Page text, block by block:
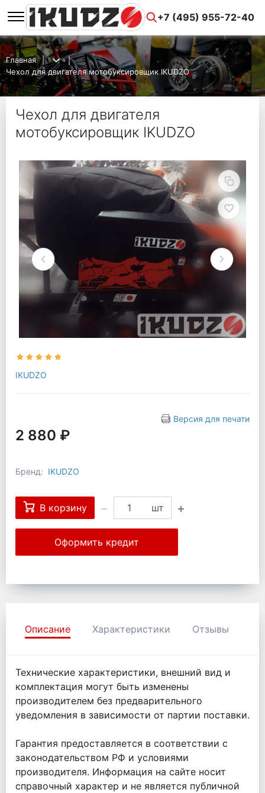
+7 (495) 955-72-40
Главная
Чехол для двигателя мотобуксировщик IKUDZO
Чехол для двигателя
мотобуксировщик IKUDZO
IKUDZO
Версия для печати
2 880 ₽
Бренд: IKUDZO
В корзину шт
Оформить кредит
Описание Характеристики Отзывы
Технические характеристики, внешний вид и
комплектация могут быть изменены
производителем без предварительного
уведомления в зависимости от партии поставки.
Гарантия предоставляется в соответствии с
законодательством РФ и условиями
производителя. Информация на сайте носит
справочный характер и не является публичной